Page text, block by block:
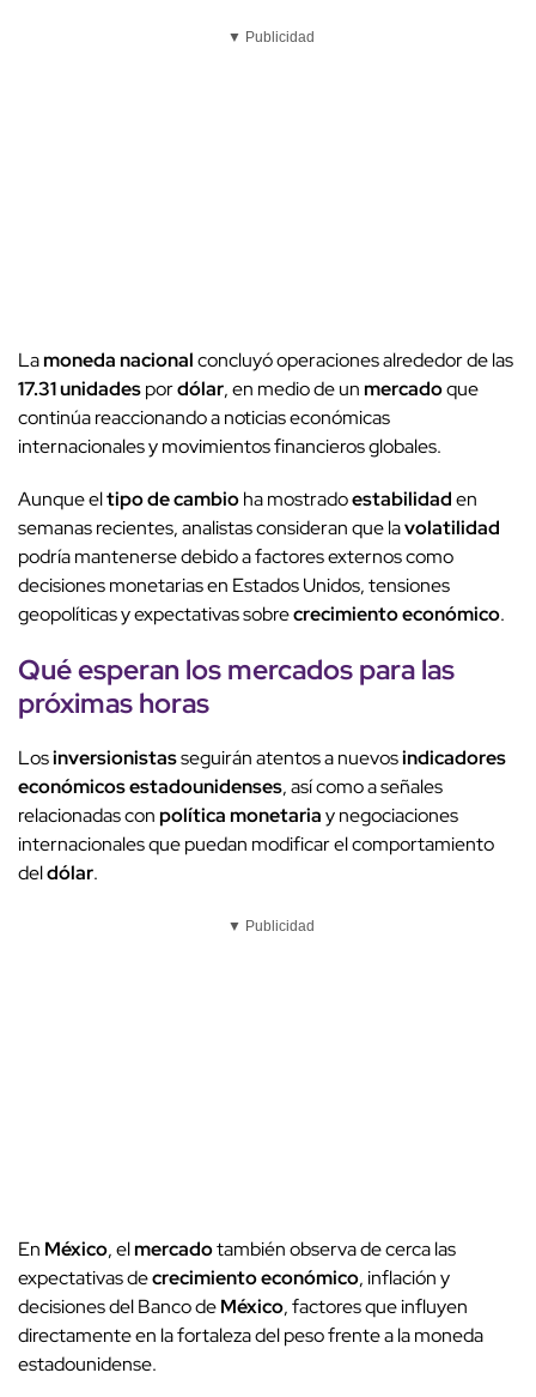
▼ Publicidad
Lamoneda nacionalconcluyó operaciones alrededor de las
17.31 unidadespordólar, en medio de unmercadoque
continúa reaccionando a noticias económicas
internacionales y movimientos financieros globales.
Aunque eltipo de cambioha mostradoestabilidaden
semanas recientes, analistas consideran que lavolatilidad
podría mantenerse debido a factores externos como
decisiones monetarias en Estados Unidos, tensiones
geopolíticas y expectativas sobrecrecimiento económico.
Qué esperan los mercados para las
próximas horas
Losinversionistasseguirán atentos a nuevosindicadores
económicos estadounidenses, así como a señales
relacionadas conpolítica monetariay negociaciones
internacionales que puedan modificar el comportamiento
deldólar.
▼ Publicidad
En México, elmercadotambién observa de cerca las
expectativas decrecimiento económico, inflación y
decisiones del Banco deMéxico, factores que influyen
directamente en la fortaleza del peso frente a la moneda
estadounidense.